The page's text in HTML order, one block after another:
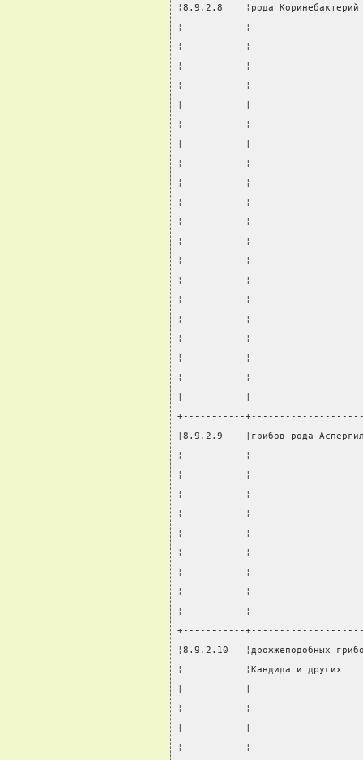
¦8.9.2.8    ¦рода
¦           ¦
¦           ¦
¦           ¦
¦           ¦
¦           ¦
¦           ¦
¦           ¦
¦           ¦
¦           ¦
¦           ¦
¦           ¦
¦           ¦
¦           ¦
¦           ¦
¦           ¦
¦           ¦
¦           ¦
¦           ¦
¦           ¦
¦           ¦
+-----------
¦8.9.2.9    ¦грибов рода
¦           ¦
¦           ¦
¦           ¦
¦           ¦
¦           ¦
¦           ¦
¦           ¦
¦           ¦
¦           ¦
+-----------
¦8.9.2.10   ¦дрожжеподобных
¦           ¦Кандида и других
¦           ¦
¦           ¦
¦           ¦
¦           ¦